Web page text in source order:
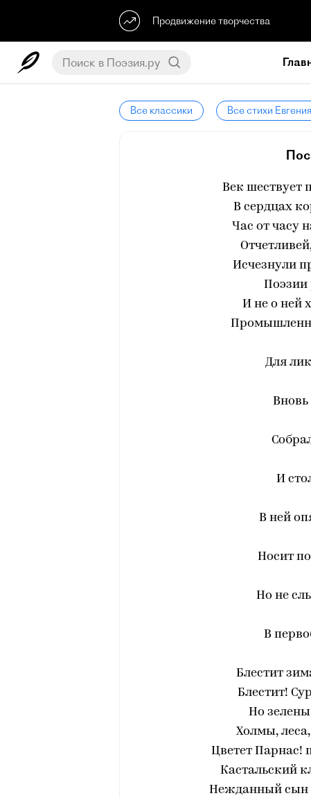
Продвижение творчества
Все классики Все стихи
Век шествует
В сердцах
Час от часу
Исчезнули
Поэзии
И не о ней
Для
И
В ней
Носит
Но не
В
Блестит
Блестит!
Но
Холмы,
Цветет Парнас!
Кастальский
Нежданный сын